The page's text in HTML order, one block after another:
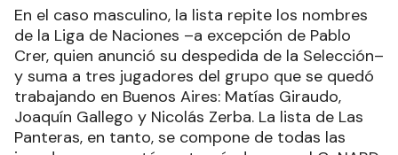
En el caso masculino, la lista repite los nombres
de la Liga de Naciones –a excepción de Pablo
Crer, quien anunció su despedida de la Selección–
y suma a tres jugadores del grupo que se quedó
trabajando en Buenos Aires: Matías Giraudo,
Joaquín Gallego y Nicolás Zerba. La lista de Las
Panteras, en tanto, se compone de todas las